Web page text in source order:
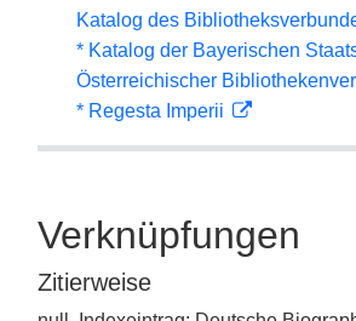
Katalog des
* Katalog der Bayerischen
Österreichischer
* Regesta Imperii
Verknüpfungen
Zitierweise